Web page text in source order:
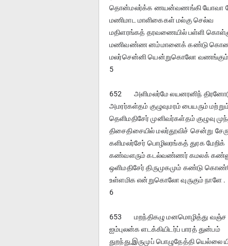
தொன்மலர்க்க ணயன்வணங்கி யோவா
மணிமாட மாளிகைகள் மல்கு செல்வ
மதிளரங்கத் தரவணையில் பள்ளி
மணிவண்ண னம்மானைக் கண்டு
மலர்சென்னி யென்றுகொலோ வணங்கும்
5
652	அளிமலர்மே லயனரனிந்
அமரர்கள்தம் குழுவுமரம் பையரும்
தெளிமதிசேர் முனிவர்கள்தம் குழுவு
திசைதிசையில் மலர்தூவிச் சென்று
களிமலர்சேர் பொழிலரங்கத் துரக மேறிக்
கண்வளரும் கடல்வண்ணர் கமலக்
ஒளிமதிசேர் திருமுகமும் கண்டு
உள்ளமிக என்றுகொலோ வுருகும் நாளே .
6
653	மறந்திகழு மனமொழித்து வஞ்ச
ஐம்புலன்க ளடக்கியிடர்ப் பாரத் துன்பம்
துறந்து,இருமுப் பொழுதேத்தி யெல்லை